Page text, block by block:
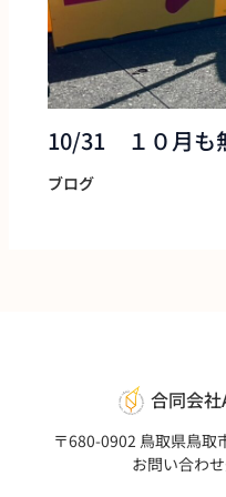
10/31 １０月も
ブログ
合同会社
〒680-0902 鳥取県鳥取
お問い合わ